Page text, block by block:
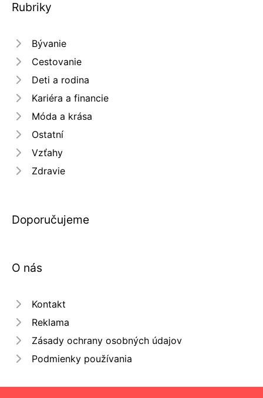
Rubriky
Bývanie
Cestovanie
Deti a rodina
Kariéra a financie
Móda a krása
Ostatní
Vzťahy
Zdravie
Doporučujeme
O nás
Kontakt
Reklama
Zásady ochrany osobných údajov
Podmienky používania